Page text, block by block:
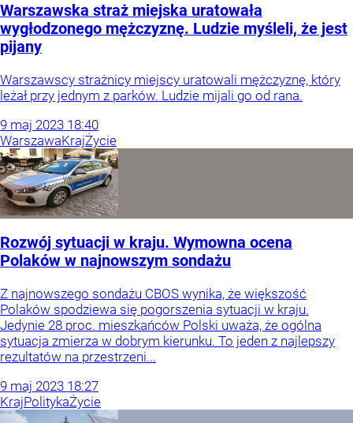
Warszawska straż miejska uratowała
wygłodzonego mężczyznę. Ludzie myśleli, że jest
pijany
Warszawscy strażnicy miejscy uratowali mężczyznę, który
leżał przy jednym z parków. Ludzie mijali go od rana.
9 maj 2023 18:40
WarszawaKrajŻycie
Rozwój sytuacji w kraju. Wymowna ocena
Polaków w najnowszym sondażu
Z najnowszego sondażu CBOS wynika, że większość
Polaków spodziewa się pogorszenia sytuacji w kraju.
Jedynie 28 proc. mieszkańców Polski uważa, że ogólna
sytuacja zmierza w dobrym kierunku. To jeden z najlepszy
rezultatów na przestrzeni...
9 maj 2023 18:27
KrajPolitykaŻycie